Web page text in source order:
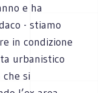
e ha
- stiamo
in condizione
urbanistico
si